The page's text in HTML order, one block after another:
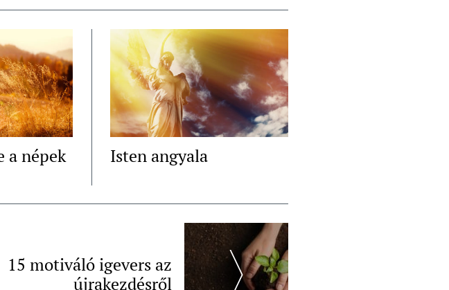
a népek
Isten angyala
15 motiváló igevers az
újrakezdésről